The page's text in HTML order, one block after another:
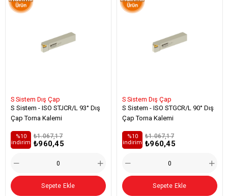
S Sistem Dış Çap
S Sistem - ISO STJCR/L 93° Dış
Çap Torna Kalemi
₺960,45
₺1.067,17
%10
i̇ndirim
Sepete Ekle
S Sistem Dış Çap
S Sistem - ISO STGCR/L 90° Dış
Çap Torna Kalemi
₺960,45
₺1.067,17
%10
i̇ndirim
Sepete Ekle